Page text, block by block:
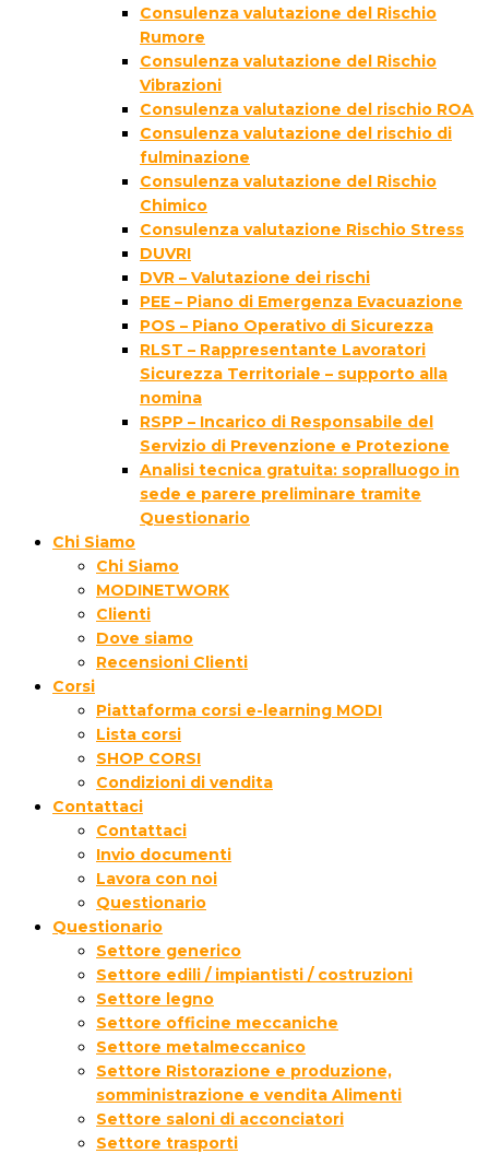
Consulenza valutazione del Rischio
Rumore
Consulenza valutazione del Rischio
Vibrazioni
Consulenza valutazione del rischio ROA
Consulenza valutazione del rischio di
fulminazione
Consulenza valutazione del Rischio
Chimico
Consulenza valutazione Rischio Stress
DUVRI
DVR – Valutazione dei rischi
PEE – Piano di Emergenza Evacuazione
POS – Piano Operativo di Sicurezza
RLST – Rappresentante Lavoratori
Sicurezza Territoriale – supporto alla
nomina
RSPP – Incarico di Responsabile del
Servizio di Prevenzione e Protezione
Analisi tecnica gratuita: sopralluogo in
sede e parere preliminare tramite
Questionario
Chi Siamo
Chi Siamo
MODINETWORK
Clienti
Dove siamo
Recensioni Clienti
Corsi
Piattaforma corsi e-learning MODI
Lista corsi
SHOP CORSI
Condizioni di vendita
Contattaci
Contattaci
Invio documenti
Lavora con noi
Questionario
Questionario
Settore generico
Settore edili / impiantisti / costruzioni
Settore legno
Settore officine meccaniche
Settore metalmeccanico
Settore Ristorazione e produzione,
somministrazione e vendita Alimenti
Settore saloni di acconciatori
Settore trasporti